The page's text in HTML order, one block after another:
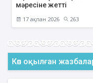
мәресіне жетті
17 ақпан 2026 263
Көп оқылған